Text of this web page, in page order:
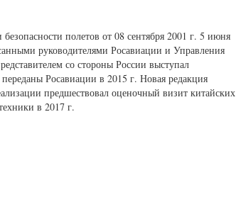
полетов от 08 сентября 2001 г. 5 июня
руководителями Росавиации и Управления
со стороны России выступал
Росавиации в 2015 г. Новая редакция
предшествовал оценочный визит китайских
в 2017 г.